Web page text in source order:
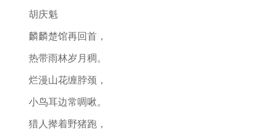
胡庆魁
麟麟楚馆再回首，
热带雨林岁月稠。
烂漫山花缠脖颈，
小鸟耳边常啁啾。
猎人撵着野猪跑，